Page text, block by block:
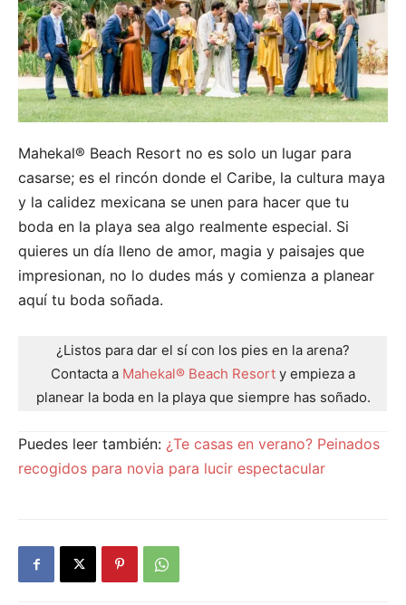
Mahekal® Beach Resort no es solo un lugar para
casarse; es el rincón donde el Caribe, la cultura maya
y la calidez mexicana se unen para hacer que tu
boda en la playa sea algo realmente especial. Si
quieres un día lleno de amor, magia y paisajes que
impresionan, no lo dudes más y comienza a planear
aquí tu boda soñada.
¿Listos para dar el sí con los pies en la arena?
Contacta a Mahekal® Beach Resort y empieza a
planear la boda en la playa que siempre has soñado.
Puedes leer también: ¿Te casas en verano? Peinados
recogidos para novia para lucir espectacular